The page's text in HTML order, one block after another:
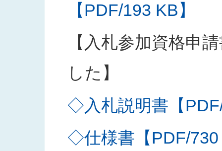
【PDF/193 KB】
【入札参加資格申
した】
◇入札説明書【
◇仕様書【PDF/730